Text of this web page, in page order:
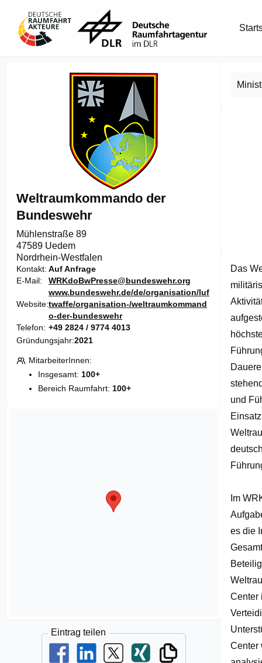
Weltraumkommando der
Bundeswehr
Mühlenstraße 89
47589 Uedem
Nordrhein-Westfalen
Kontakt Auf Anfrage
E-Mail
WRKdoBwPresse@bundeswehr.org
Website
www.bundeswehr.de/de/organisation/luf
twaffe/organisation-/weltraumkommand
o-der-bundeswehr
Telefon
+49 2824 / 9774 4013
Gründungsjahr 2021
MitarbeiterInnen
Insgesamt: 100+
Bereich Raumfahrt: 100+
Eintrag teilen
of
1
Das
und
Im
es die
Center
Center